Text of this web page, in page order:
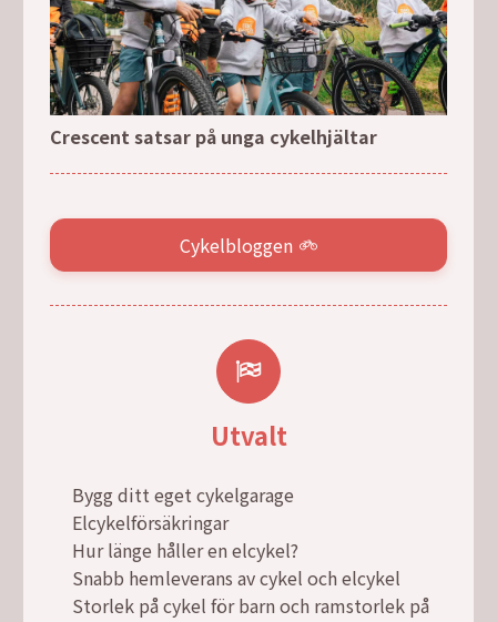
Crescent satsar på unga cykelhjältar
Cykelbloggen
Utvalt
Bygg ditt eget cykelgarage
Elcykelförsäkringar
Hur länge håller en elcykel?
Snabb hemleverans av cykel och elcykel
Storlek på cykel för barn och ramstorlek på